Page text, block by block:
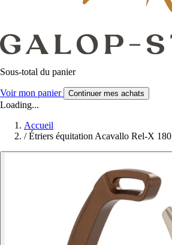
Sous-total du panier
Voir mon panier Continuer mes achats
Loading...
Accueil
/ Étriers équitation Acavallo Rel-X 180